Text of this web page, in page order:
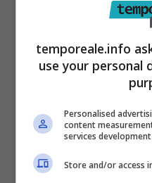
che operano sulII°
che comprende le
Brescia, Como,
verso Piacenza e
dell’incolumità,
lavoratori” per
l’azienda al fine di
temporeale.info
use your
Personalised
content
services development
Store and/or access